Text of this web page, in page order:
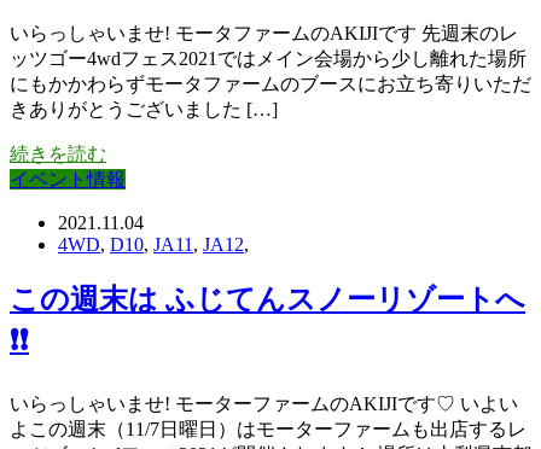
いらっしゃいませ! モータファームのAKIJIです 先週末のレ
ッツゴー4wdフェス2021ではメイン会場から少し離れた場所
にもかかわらずモータファームのブースにお立ち寄りいただ
きありがとうございました […]
続きを読む
イベント情報
2021.11.04
4WD, D10, JA11 , JA12,
この週末は ふじてんスノーリゾートへ
❗❗
いらっしゃいませ! モーターファームのAKIJIです♡ いよい
よこの週末（11/7日曜日）はモーターファームも出店するレ